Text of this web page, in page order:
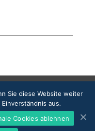
by LTH
Sie diese Website weiter
aus.
Cookies ablehnen